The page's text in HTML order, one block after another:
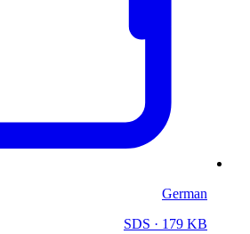
German
SDS · 179 KB